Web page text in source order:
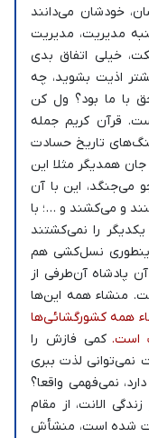
خودشان می‌دانند
مدیریت، مدیریت
خیلی اتفاق بدی
اذیت بشوید، چه
با ما بود؟ ول کن
قرآن کریم جمله
تاریخ حسادت
همدیگر مثلا این
می‌جنگد، این با آن
و می‌کشند و …؛ با
را نمی‌کشتند
اینطوری نسل‌کشی هم
پادشاه آن‌طرفی از
منشاء همه این‌ها
همه کشورگشائی‌ها
است. کمی فازش را
نمی‌توانی لذت ببری
نمی‌فهمی واقعا؟
الانت، از مقام
شده است، منشأش